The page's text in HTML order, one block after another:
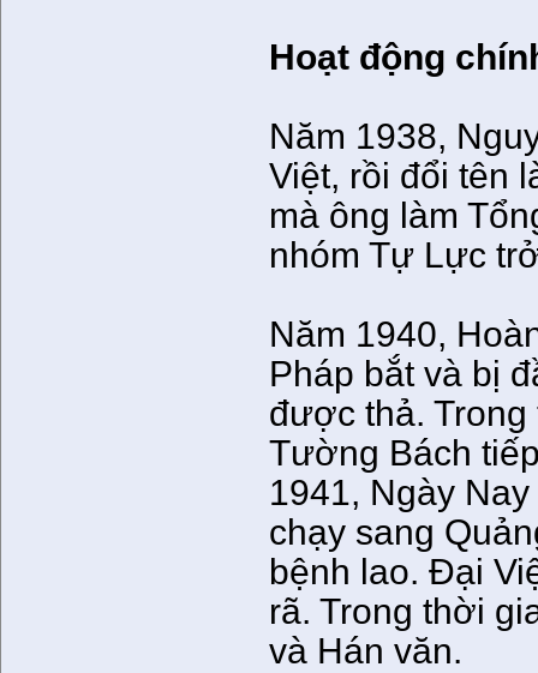
Hoạt động
Năm 1938,
Việt, rồi đổi tên
mà ông làm
nhóm Tự Lực
Năm 1940,
Pháp bắt và bị
được thả.
Tường Bách
1941, Ngày
chạy sang
bệnh lao. Đại
rã. Trong thời
và Hán văn.